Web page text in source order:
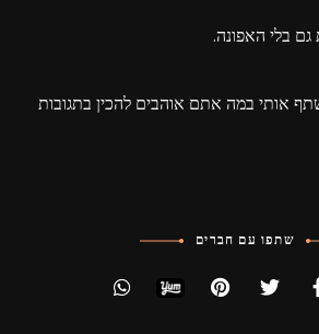
גם בלי האפונה.
אותי במה אתם אוהבים להכין בתגובות
שתפו עם חברים